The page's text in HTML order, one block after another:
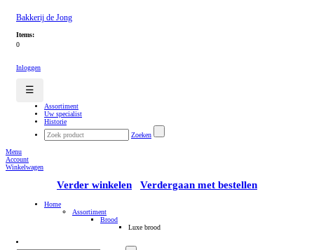
Bakkerij de Jong
Items:
0
Inloggen
☰
Assortiment
Uw specialist
Historie
Zoeken
Menu
Account
Winkelwagen
Verder winkelen Verdergaan met bestellen
Home
Assortiment
Brood
Luxe brood